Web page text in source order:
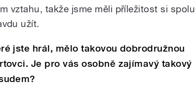
vztahu, takže jsme měli příležitost si spolu
užít.
jste hrál, mělo takovou dobrodružnou
Je pro vás osobně zajímavý takový